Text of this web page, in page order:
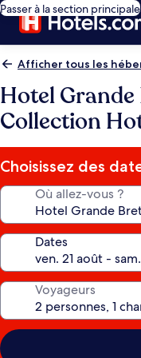
Passer à la section principale
Afficher tous les
Hotel
Collection
Choisissez des
Où allez-vous ?
Dates
Voyageurs